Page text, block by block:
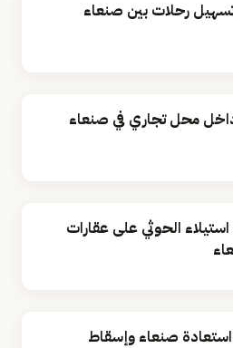
رحلات بين صنعاء
محل تجاري في صنعاء
الحوثي على عقارات
صنعاء وإسقاط